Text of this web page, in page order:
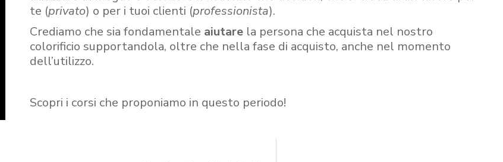
te (privato) o per i tuoi clienti (professionista).
Crediamo che sia fondamentale aiutare la persona che acquista nel nostro
colorificio supportandola, oltre che nella fase di acquisto, anche nel momento
dell’utilizzo.
Scopri i corsi che proponiamo in questo periodo!